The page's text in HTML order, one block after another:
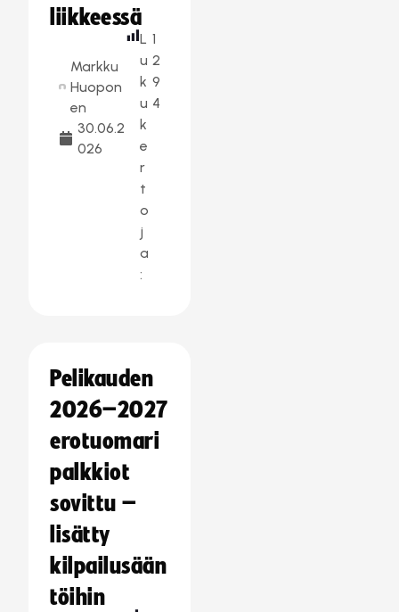
liikkeessä
Markku
Huopon
en
30.06.2
026
L
u
k
u
k
e
r
t
o
j
a
:
1
2
9
4
Pelikauden
2026–2027
erotuomari
palkkiot
sovittu –
lisätty
kilpailusään
töihin